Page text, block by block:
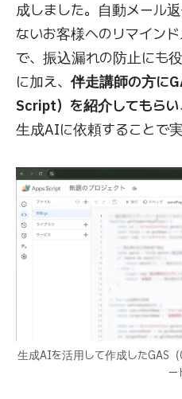
成しました。自動メール
ないお客様へのリマイン
で、振込漏れの防止にも
に加え、 伴走講師の方に
Script）を紹介してもらい
生成AIに依頼することで実
生成AIを活用して作成したGAS
ー